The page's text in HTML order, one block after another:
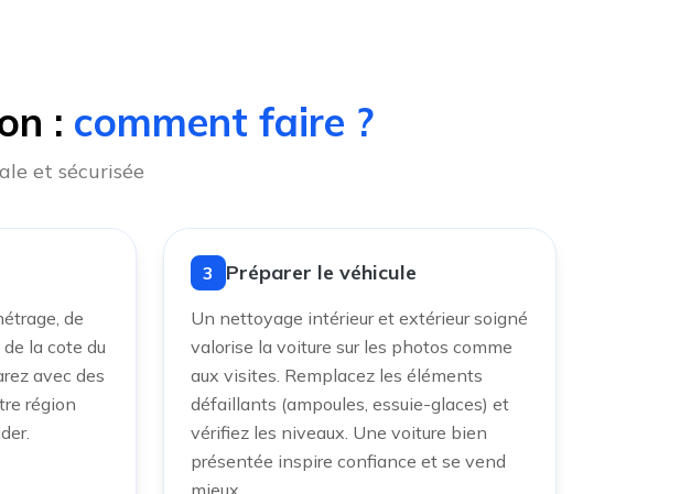
: comment faire ?
et sécurisée
de
la cote du
avec des
région
3 Préparer le véhicule
Un nettoyage intérieur et extérieur soigné
valorise la voiture sur les photos comme
aux visites. Remplacez les éléments
défaillants (ampoules, essuie-glaces) et
vérifiez les niveaux. Une voiture bien
présentée inspire confiance et se vend